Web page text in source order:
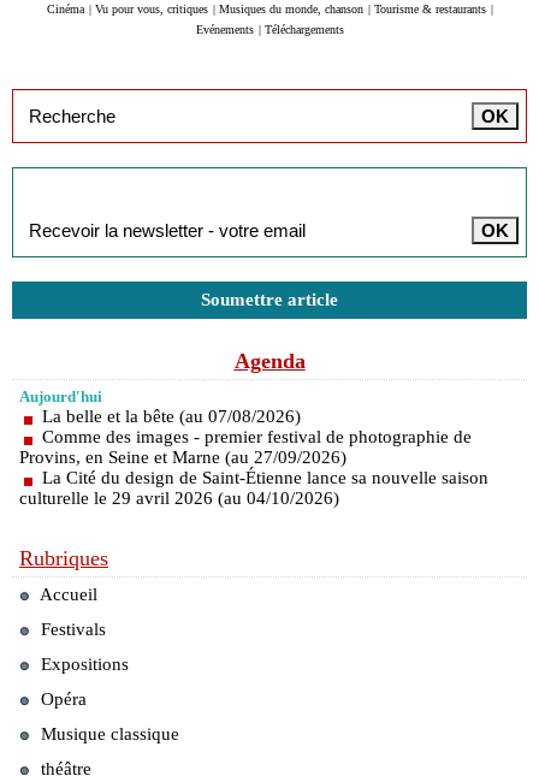
Cinéma | Vu pour vous, critiques | Musiques du monde, chanson | Tourisme & restaurants |
Evénements | Téléchargements
Soumettre article
Agenda
Aujourd'hui
La belle et la bête (au 07/08/2026)
Comme des images - premier festival de photographie de
Provins, en Seine et Marne (au 27/09/2026)
La Cité du design de Saint-Étienne lance sa nouvelle saison
culturelle le 29 avril 2026 (au 04/10/2026)
Rubriques
Accueil
Festivals
Expositions
Opéra
Musique classique
théâtre